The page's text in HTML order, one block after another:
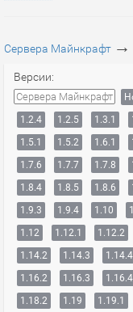
Сервера Майнкрафт →
Версии:
Сервера Майнкрафт
1.2.4
1.2.5 1.3.1
1.5.1
1.5.2 1.6.1
1.7.6
1.7.7 1.7.8
1.8.4
1.8.5 1.8.6
1.9.3
1.9.4 1.10
1.12
1.12.1 1.12.2
1.14.2
1.14.3 1.14.4
1.16.2
1.16.3 1.16.4
1.18.2
1.19 1.19.1